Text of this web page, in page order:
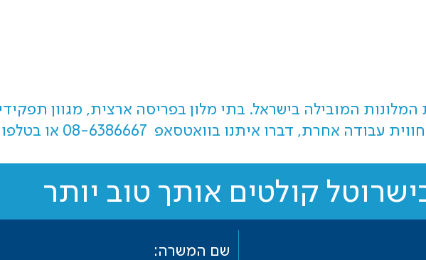
המלונות המובילה בישראל. בתי מלון בפריסה ארצית, מגוון
עבודה אחרת, דברו איתנו בוואטסאפ 08-6386667 או
קולטים אותך טוב יותר
שם המשרה: